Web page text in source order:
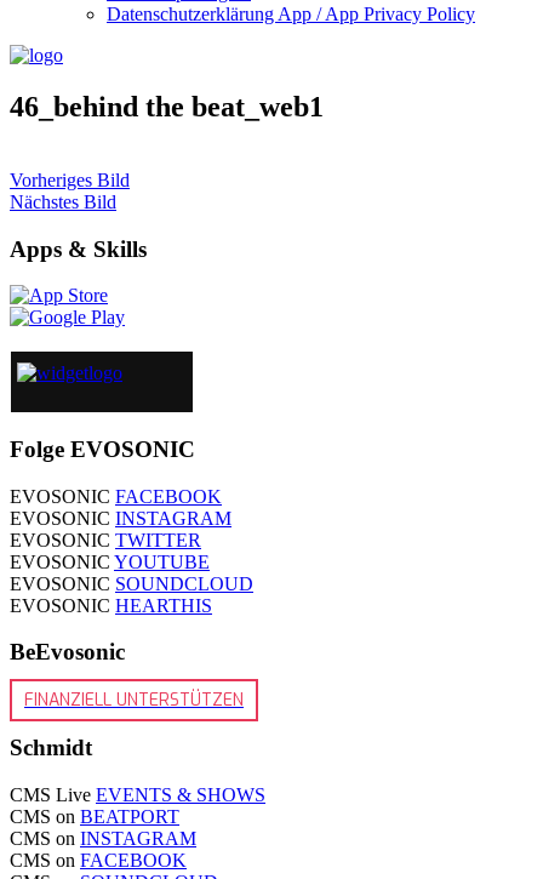
Datenschutzerklärung App / App Privacy Policy
46_behind the beat_web1
Vorheriges Bild
Nächstes Bild
Apps & Skills
Folge EVOSONIC
EVOSONIC FACEBOOK
EVOSONIC INSTAGRAM
EVOSONIC TWITTER
EVOSONIC YOUTUBE
EVOSONIC SOUNDCLOUD
EVOSONIC HEARTHIS
BeEvosonic
FINANZIELL UNTERSTÜTZEN
Schmidt
CMS Live EVENTS & SHOWS
CMS on BEATPORT
CMS on INSTAGRAM
CMS on FACEBOOK